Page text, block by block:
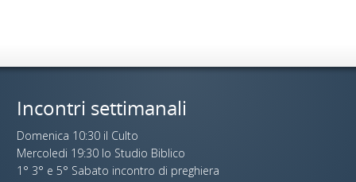
Incontri settimanali
Domenica 10:30 il Culto
Mercoledi 19:30 lo Studio Biblico
1° 3° e 5° Sabato incontro di preghiera